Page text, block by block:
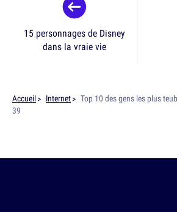
15 personnages de Disney
dans la vraie vie
Accueil Internet
Top 10 des gens les plus
39